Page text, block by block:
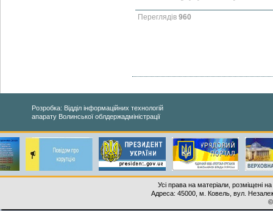
Переглядів 960
Розробка: Відділ інформаційних технологій
апарату Волинської облдержадміністрації
Усі права на матеріали, розміщені
Адреса: 45000, м. Ковель, вул.